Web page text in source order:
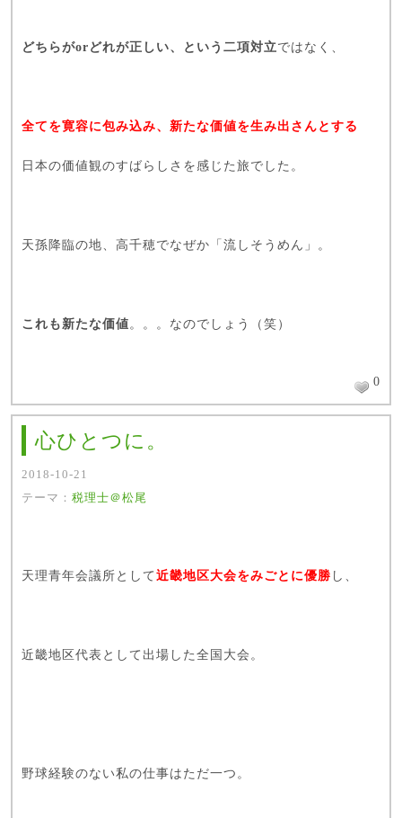
どちらがorどれが正しい、という二項対立ではなく、
全てを寛容に包み込み、新たな価値を生み出さんとする
日本の価値観のすばらしさを感じた旅でした。
天孫降臨の地、高千穂でなぜか「流しそうめん」。
これも新たな価値 。。。なのでしょう（笑）
0
心ひとつに。
2018-10-21
テーマ： 税理士＠松尾
天理青年会議所として 近畿地区大会をみごとに優勝 し、
近畿地区代表として出場した全国大会。
野球経験のない私の仕事はただ一つ。